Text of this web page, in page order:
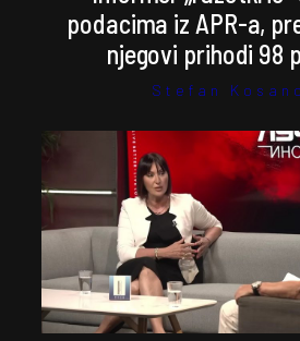
podacima iz APR-a,
njegovi prihodi 98
Stefan